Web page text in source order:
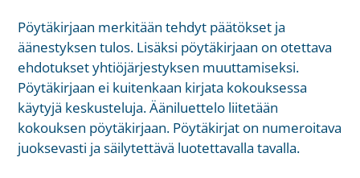
Pöytäkirjaan merkitään tehdyt päätökset ja
äänestyksen tulos. Lisäksi pöytäkirjaan on otettava
ehdotukset yhtiöjärjestyksen muuttamiseksi.
Pöytäkirjaan ei kuitenkaan kirjata kokouksessa
käytyjä keskusteluja. Ääniluettelo liitetään
kokouksen pöytäkirjaan. Pöytäkirjat on numeroitava
juoksevasti ja säilytettävä luotettavalla tavalla.